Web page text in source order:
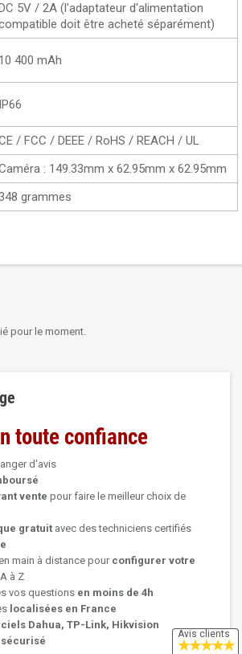
5V / 2A (l'adaptateur d'alimentation
doit être acheté séparément)
10 400 mAh
IP66
/ FCC / DEEE / RoHS / REACH / UL
: 149.33mm x 62.95mm x 62.95mm
grammes
pour le moment.
toute confiance
d'avis
vente pour faire le meilleur choix de
gratuit avec des techniciens certifiés
main à distance pour configurer votre
à Z
vos questions en moins de 4h
localisées en France
Dahua, TP-Link, Hikvision
sécurisé
Avis clients
★★★★★